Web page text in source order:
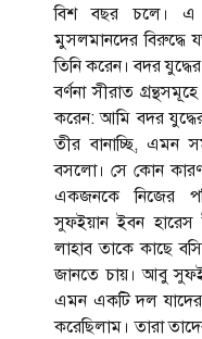
বিশ বছর চলে। এ
মুসলমানদের বিরুদ্ধে
তিনি করেন। বদর
বর্ণনা সীরাত
করেন: আমি বদর
তীর বানাচ্ছি,
বসলো। সে কোন
একজনকে নিজের
সুফইয়ান ইবন
লাহাব তাকে কাছে
জানতে চায়। আবু
এমন একটি দল
করেছিলাম। তারা